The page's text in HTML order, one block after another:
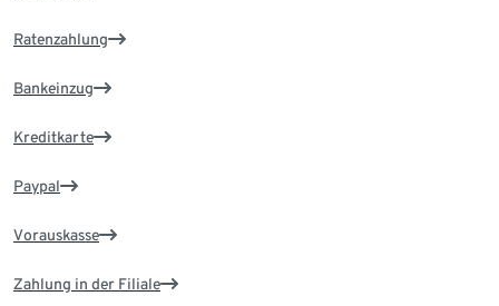
Ratenzahlung
Bankeinzug
Kreditkarte
Paypal
Vorauskasse
Zahlung in der Filiale